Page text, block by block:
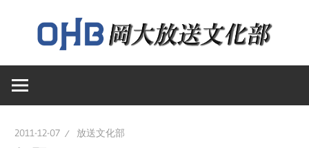
ン
へ
岡
大
2011-12-07 放送文化部